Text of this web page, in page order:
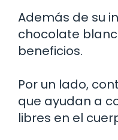
Además de su
chocolate
beneficios.
Por un lado,
que ayudan a
libres en el